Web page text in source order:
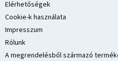
Elérhetőségek
Cookie-k használata
Impresszum
Rólunk
A megrendelésből származó